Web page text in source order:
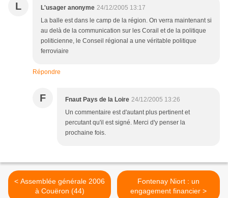
L L'usager anonyme 24/12/2005 13:17
La balle est dans le camp de la région. On verra maintenant si
au delà de la communication sur les Corail et de la politique
politicienne, le Conseil régional a une véritable politique
ferroviaire
Répondre
F Fnaut Pays de la Loire 24/12/2005 13:26
Un commentaire est d'autant plus pertinent et
percutant qu'il est signé. Merci d'y penser la
prochaine fois.
< Assemblée générale 2006
à Couëron (44)
Fontenay Niort : un
engagement financier >